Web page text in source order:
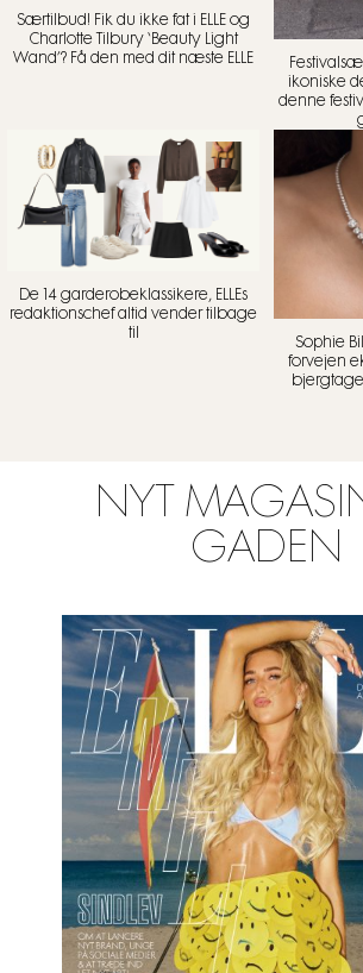
Særtilbud! Fik du ikke fat i ELLE og
Charlotte Tilbury ‘Beauty Light
Wand’? Få den med dit næste ELLE
ikoniske
denne
De 14 garderobeklassikere, ELLEs
redaktionschef altid vender tilbage
til
Sophie
forvejen
NYT
GADEN